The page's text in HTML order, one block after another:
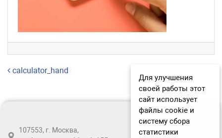
Навигация по записям
calculator_hand
107553, г. Москва,
Для улучшения
своей работы этот
сайт использует
файлы cookie и
систему сбора
статистики